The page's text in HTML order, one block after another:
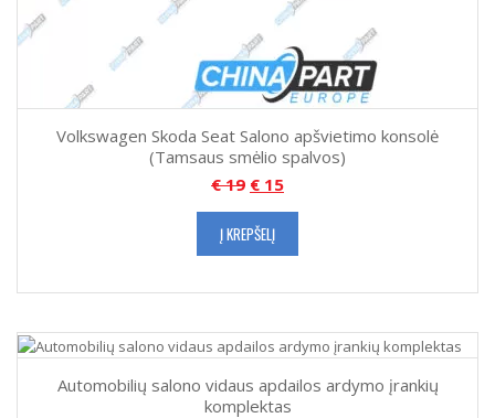
Volkswagen Skoda Seat Salono apšvietimo konsolė
(Tamsaus smėlio spalvos)
€19 € 15
Į KREPŠELĮ
Automobilių salono vidaus apdailos ardymo įrankių
komplektas